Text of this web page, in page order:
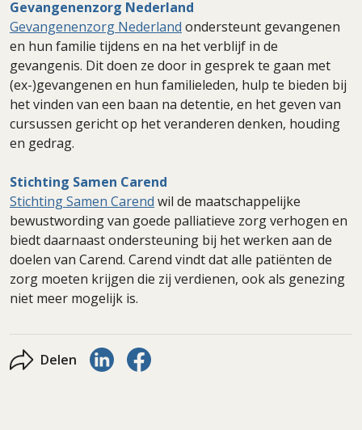
Gevangenenzorg Nederland
Gevangenenzorg Nederland ondersteunt gevangenen
en hun familie tijdens en na het verblijf in de
gevangenis. Dit doen ze door in gesprek te gaan met
(ex-)gevangenen en hun familieleden, hulp te bieden bij
het vinden van een baan na detentie, en het geven van
cursussen gericht op het veranderen denken, houding
en gedrag.
Stichting Samen Carend
Stichting Samen Carend wil de maatschappelijke
bewustwording van goede palliatieve zorg verhogen en
biedt daarnaast ondersteuning bij het werken aan de
doelen van Carend. Carend vindt dat alle patiënten de
zorg moeten krijgen die zij verdienen, ook als genezing
niet meer mogelijk is.
Delen Delen via LinkedIn
Delen via Facebook